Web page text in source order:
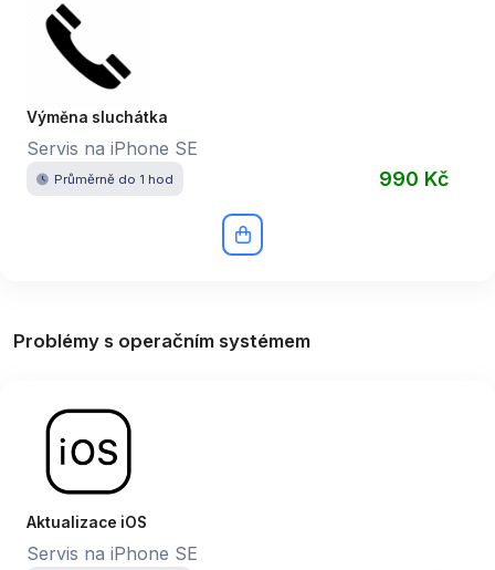
Výměna sluchátka
Servis na iPhone SE
Průměrně do 1 hod 990 Kč
Problémy s operačním systémem
Aktualizace iOS
Servis na iPhone SE